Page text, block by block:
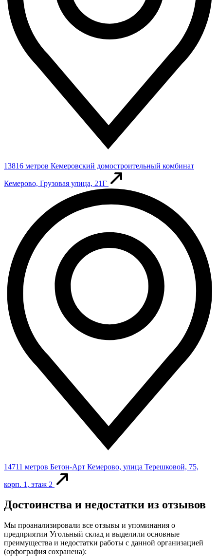
13816 метров Кемеровский домостроительный комбинат
Кемерово, Грузовая улица, 21Г
14711 метров Бетон-Арт Кемерово, улица Терешковой, 75,
корп. 1, этаж 2
Достоинства и недостатки из отзывов
Мы проанализировали все отзывы и упоминания о
предприятии Угольный склад и выделили основные
преимущества и недостатки работы с данной организацией
(орфография сохранена):